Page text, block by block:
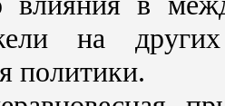
на
политики.